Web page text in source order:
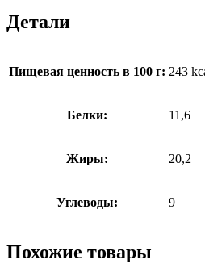
Детали
Пищевая ценность в 100 г: 243
Белки: 11,6
Жиры: 20,2
Углеводы: 9
Похожие товары